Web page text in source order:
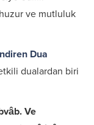
ve mutluluk
Dua
dualardan biri
Ve